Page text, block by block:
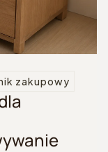
zakupowy